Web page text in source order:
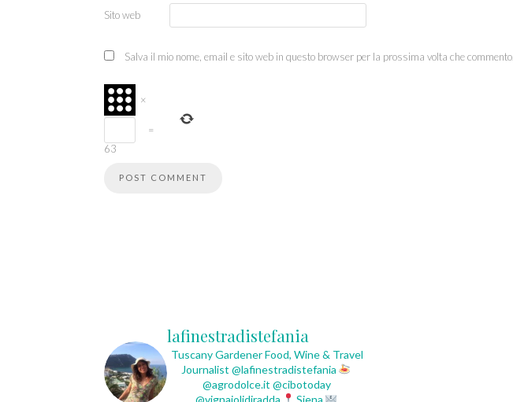
Sito web
Salva il mio nome, email e sito web in questo browser per la prossima volta che commento.
×
=
63
lafinestradistefania
Tuscany GardenerFood, Wine & Travel
Journalist @lafinestradistefania
@agrodolce.it @cibotoday
@vignaiolidiradda
Siena